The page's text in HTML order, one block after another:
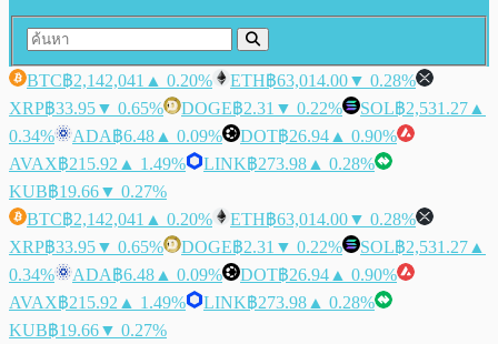
BTC฿2,142,041 ▲ 0.20% ETH฿63,014.00▼ 0.28%
XRP฿33.95▼ 0.65% DOGE฿2.31 ▼ 0.22% SOL฿2,531.27 ▲
0.34%
ADA฿6.48 ▲ 0.09% DOT฿26.94 ▲ 0.90%
AVAX฿215.92 ▲ 1.49% LINK฿273.98 ▲ 0.28%
KUB฿19.66▼ 0.27%
BTC฿2,142,041 ▲ 0.20% ETH฿63,014.00▼ 0.28%
XRP฿33.95▼ 0.65% DOGE฿2.31 ▼ 0.22% SOL฿2,531.27 ▲
0.34%
ADA฿6.48 ▲ 0.09% DOT฿26.94 ▲ 0.90%
AVAX฿215.92 ▲ 1.49% LINK฿273.98 ▲ 0.28%
KUB฿19.66▼ 0.27%